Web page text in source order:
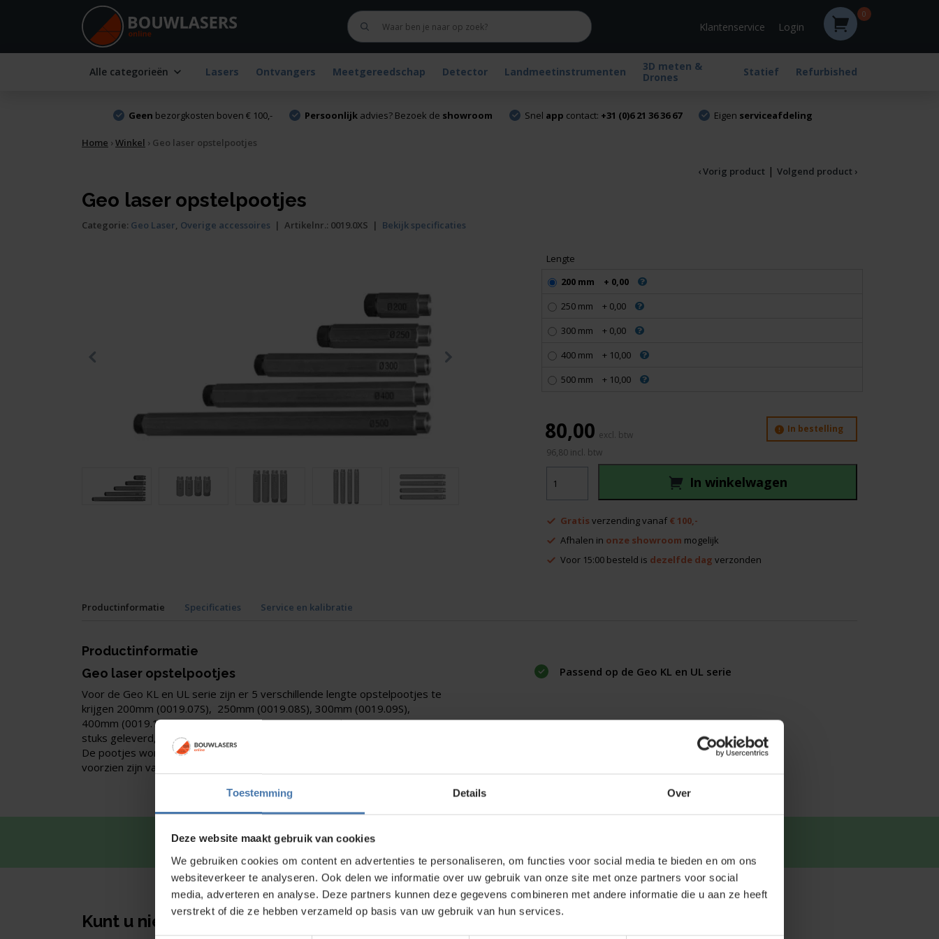
Toestemming Details Over
Deze website maakt gebruik van cookies
We gebruiken cookies om content en advertenties te personaliseren, om functies voor social media te bieden en om ons
websiteverkeer te analyseren. Ook delen we informatie over uw gebruik van onze site met onze partners voor social
media, adverteren en analyse. Deze partners kunnen deze gegevens combineren met andere informatie die u aan ze heeft
verstrekt of die ze hebben verzameld op basis van uw gebruik van hun services.
Klantenservice Login
0
Alle categorieën Lasers Ontvangers Meetgereedschap Detector Landmeetinstrumenten
3D meten &
Drones
Statief Refurbished
Geen bezorgkosten boven € 100,- Persoonlijkadvies? Bezoek de showroom Snel app contact: +31 (0)6 21 36 36 67 Eigen serviceafdeling
Home ›Winkel › Geo laser opstelpootjes
‹ Vorig product | Volgend product ›
Geo laser opstelpootjes
Categorie: Geo Laser, Overige accessoires | Artikelnr.: 0019.0XS | Bekijk specificaties
Lengte
200 mm
+ 0,00
250 mm
+ 0,00
300 mm
+ 0,00
400 mm
+ 10,00
500 mm
+ 10,00
In bestelling
laser
opstelpootjes
96,80 incl. btw
In winkelwagen
80,00
Gratis verzending vanaf € 100,-
Afhalen in onze showroom mogelijk
Voor 15:00 besteld is dezelfde dag verzonden
Productinformatie Specificaties Service en kalibratie
Productinformatie
Geo laser opstelpootjes
Voor de Geo KL en UL serie zijn er 5 verschillende lengte opstelpootjes te
krijgen 200mm (0019.07S), 250mm (0019.08S), 300mm (0019.09S),
400mm (0019.10S) en 500mm (0019.11S). Deze worden per setje van 4
stuks geleverd, de gewenste lengte kun je aangeven bij artikelopties.
De pootjes worden geleverd als set van 2 glijpoten en 2 fixeerpoten welke
voorzien zijn van een rubber dopje.
Passend op de Geo KL en UL serie
Snel en direct contact?
Kunt u niet vinden wat u zoekt?